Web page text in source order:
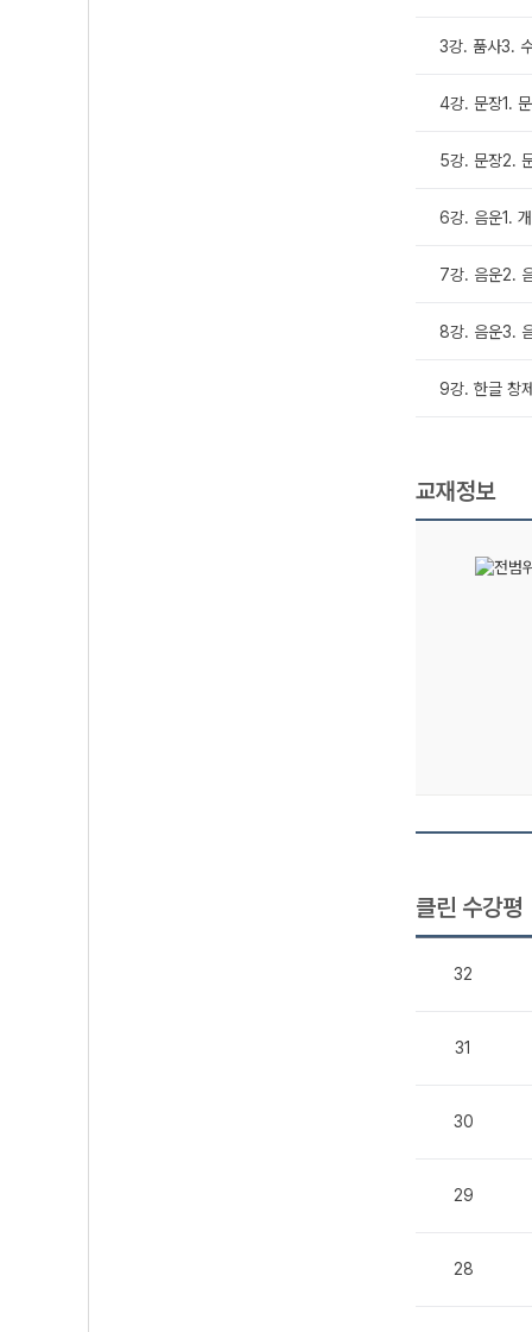
3강. 품사3.
4강. 문장1.
5강. 문장2.
6강. 음운1.
7강. 음운2.
8강. 음운3.
9강. 한글 창
교재정보
클린 수강평
32
31
30
29
28